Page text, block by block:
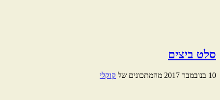
סלט ביצים
10 בנובמבר 2017 מהמתכונים של קוקלי